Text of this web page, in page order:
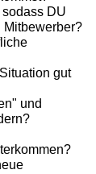
DU
Mitbewerber?
gut
und